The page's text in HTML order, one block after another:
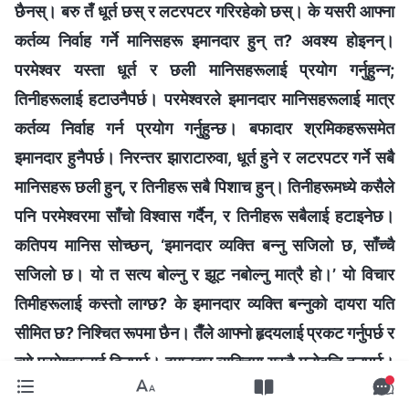
छैनस्। बरु तँ धूर्त छस् र लटरपटर गरिरहेको छस्। के यसरी आफ्ना
कर्तव्य निर्वाह गर्ने मानिसहरू इमानदार हुन् त? अवश्य होइनन्।
परमेश्‍वर यस्ता धूर्त र छली मानिसहरूलाई प्रयोग गर्नुहुन्न;
तिनीहरूलाई हटाउनैपर्छ। परमेश्‍वरले इमानदार मानिसहरूलाई मात्र
कर्तव्य निर्वाह गर्न प्रयोग गर्नुहुन्छ। बफादार श्रमिकहरूसमेत
इमानदार हुनैपर्छ। निरन्तर झाराटारुवा, धूर्त हुने र लटरपटर गर्ने सबै
मानिसहरू छली हुन्, र तिनीहरू सबै पिशाच हुन्। तिनीहरूमध्ये कसैले
पनि परमेश्‍वरमा साँचो विश्‍वास गर्दैन, र तिनीहरू सबैलाई हटाइनेछ।
कतिपय मानिस सोच्छन्, ‘इमानदार व्यक्ति बन्‍नु सजिलो छ, साँच्चै
सजिलो छ। यो त सत्य बोल्‍नु र झूट नबोल्‍नु मात्रै हो।’ यो विचार
तिमीहरूलाई कस्तो लाग्छ? के इमानदार व्यक्ति बन्नुको दायरा यति
सीमित छ? निश्चित रूपमा छैन। तैँले आफ्नो हृदयलाई प्रकट गर्नुपर्छ र
त्यो परमेश्‍वरलाई दिनुपर्छ। इमानदार व्यक्तिमा यस्तै मनोवृत्ति हुनुपर्छ।
त्यसैले त इमानदार हृदय अत्यन्तै बहुमूल्‍य हुन्छ। यसले के सङ्केत